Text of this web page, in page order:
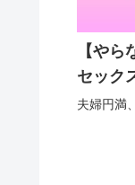
【や
セック
夫婦円満